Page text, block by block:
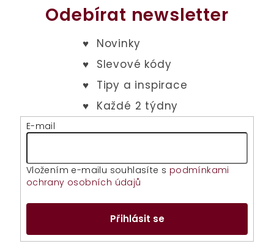
Odebírat newsletter
E-mail
Vložením e-mailu souhlasíte s podmínkami
ochrany osobních údajů
Přihlásit se